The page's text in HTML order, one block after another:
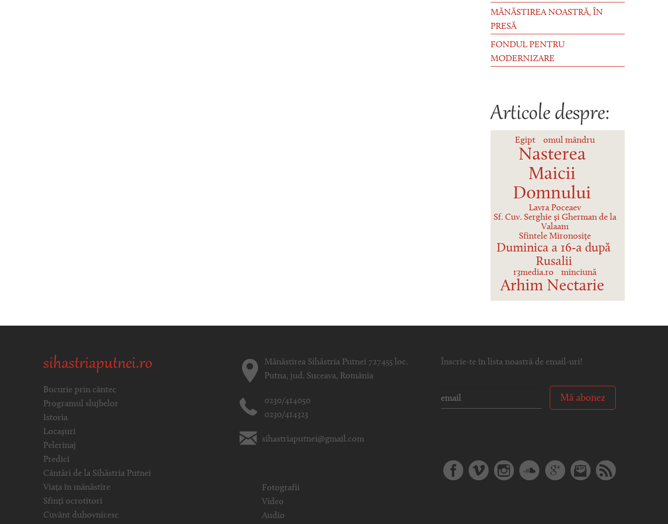
MĂNĂSTIREA NOASTRĂ, ÎN
PRESĂ
FONDUL PENTRU
MODERNIZARE
Articole despre:
Egipt omul mândru
Nasterea
Maicii
Domnului
Lavra Poceaev
Sf. Cuv. Serghie și Gherman de la
Valaam
Sfintele Mironosițe
Duminica a 16-a după
Rusalii
r3media.ro minciună
Arhim Nectarie
sihastriaputnei.ro
Bucurie prin cântec
Programul slujbelor
Istoria
Locașuri
Pelerinaj
Predici
Cântări de la Sihăstria Putnei
Viața în mănăstire
Sfinți ocrotitori
Cuvânt duhovnicesc
Mănăstirea Sihăstria Putnei 727455 loc.
Putna, jud. Suceava, România
0230/414050
0230/414323
sihastriaputnei@gmail.com
Fotografii
Video
Audio
Înscrie-te în lista noastră de email-uri!
Mă abonez